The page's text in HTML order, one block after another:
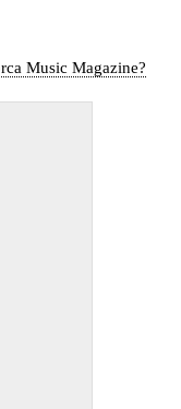
Music Magazine?